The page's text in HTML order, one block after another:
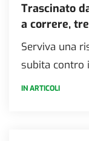
Trascinato
a correre,
Serviva una
subita contro
IN ARTICOLI